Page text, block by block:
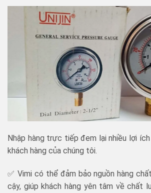
Nhập hàng trực tiếp đem lại nhiều lợi
khách hàng của chúng tôi.
✅ Vimi có thể đảm bảo nguồn hàng
cậy, giúp khách hàng yên tâm về chất